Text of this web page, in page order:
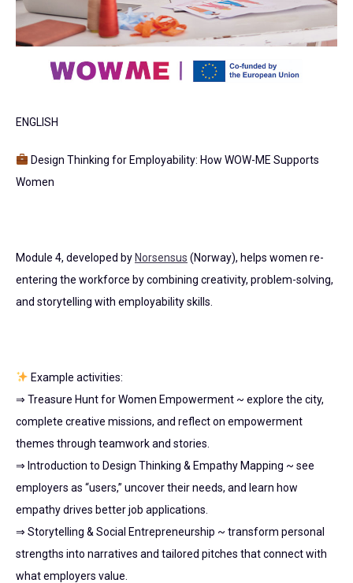
ENGLISH
Design Thinking for Employability: How WOW-ME Supports
Women
Module 4, developed by Norsensus (Norway), helps women re-
entering the workforce by combining creativity, problem-solving,
and storytelling with employability skills.
Example activities:
⇒ Treasure Hunt for Women Empowerment ~ explore the city,
complete creative missions, and reflect on empowerment
themes through teamwork and stories.
⇒ Introduction to Design Thinking & Empathy Mapping ~ see
employers as “users,” uncover their needs, and learn how
empathy drives better job applications.
⇒ Storytelling & Social Entrepreneurship ~ transform personal
strengths into narratives and tailored pitches that connect with
what employers value.